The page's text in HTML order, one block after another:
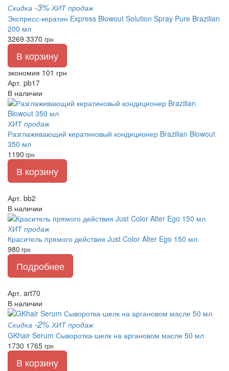
Скидка -3% ХИТ продаж
Экспресс-кератин Express Blowout Solution Spray Pure Brazilian
200 мл
3269 3370 грн
В корзину
экономия 101 грн
Арт. pb17
В наличии
ХИТ продаж
Разглаживающий кератиновый кондиционер Brazilian Blowout
350 мл
1190 грн
В корзину
Арт. bb2
В наличии
ХИТ продаж
Краситель прямого действия Just Color Alter Ego 150 мл
980 грн
Подробнее
Арт. art70
В наличии
Скидка -2% ХИТ продаж
GKhair Serum Сыворотка-шелк на аргановом масле 50 мл
1730 1765 грн
В корзину